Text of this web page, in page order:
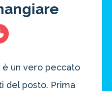
è un vero peccato
del posto. Prima